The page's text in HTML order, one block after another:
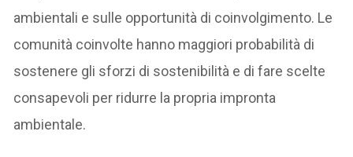
ambientali e sulle opportunità di coinvolgimento. Le
comunità coinvolte hanno maggiori probabilità di
sostenere gli sforzi di sostenibilità e di fare scelte
consapevoli per ridurre la propria impronta
ambientale.